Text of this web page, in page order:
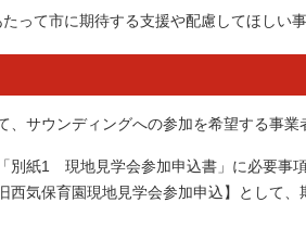
って市に期待する支援や配慮してほしい
サウンディングへの参加を希望する事業
別紙1 現地見学会参加申込書」に必要事
西気保育園現地見学会参加申込】として